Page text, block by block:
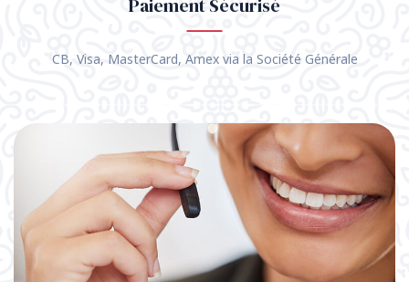
Paiement Sécurisé
CB, Visa, MasterCard, Amex via la Société Générale